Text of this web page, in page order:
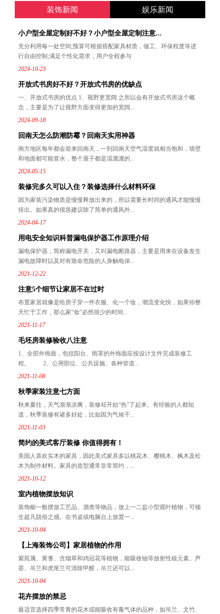
装饰新闻 娱乐新闻
小户型全屋定制好不好？小户型全屋定制注意...
充分利用每一处空间;预算可根据搭配家具材质，做工、环保程度等进
行自由控制;满足个性化需求，用户全程参与
2024-10-23
开放式书房好不好？开放式书房的优缺点
一、开放式书房的优点 1、视野更宽阔 之所以会有开放式书房这个概
念，主要是为了让视野方面变得更加的宽阔...
2024-09-18
回南天怎么防潮防霉？回南天实用神器
南方地区每年都会迎来回南天，一到回南天空气湿度就相当饱和，墙壁
和地面都可能冒水，整个屋子都是湿漉漉的...
2024-05-15
装修完多久可以入住？装修选择什么材料环保
因为家装污染物质是慢慢释放出来的，所以需要长时间的通风才能慢慢
排出。如果真的很急建议除了简单的通风外...
2024-04-17
用电安全知识科普漏电保护器工作原理介绍
漏电保护器，简称漏电开关，又叫漏电断路器，主要是用来在设备发生
漏电故障时以及对有致命危险的人身触电保...
2021-12-22
注意5个细节让家居不在过时
布置家居就像是给房子穿一件衣服、化一个妆，潮流变化快，如果你整
天忙于工作，那么家“妆”必然很少的时间...
2021-11-17
毛坯房装修验收八注意
1、全部外饰面，包括阳台、雨罩的外饰面应按设计文件完成装修工
程。 2、公用部位、公共设施、各种管道...
2021-11-08
秋季家装注意七方面
秋来夏往，天气渐渐凉爽，装修却开始“热”了起来。有经验的人都知
道，秋季装修有诸多好处，比如因为气候干...
2021-11-03
简约的美式客厅装修 你值得拥有！
美国人喜欢实木的家具，因此美式家具多以桃花木、樱桃木、枫木及松
木为制作材料。家具的造型通常非常简约，...
2021-10-12
室内植物摆放知识
装饰橱一般摆放工艺品、酒类等物品，放上一二盆小型观叶植物，可顿
生超凡脱俗之感。在书桌或电脑台上放置一...
2021-10-04
【上海装饰公司】家居植物的作用
紫苑属、黄耆、含烟草和鸡冠花等植物，能吸收铀等放射性核元素。芦
荟、吊兰和虎尾兰可清除甲醛，吊兰还可以...
2021-10-04
花卉摆放的禁忌
最适宜选择四季常青的花木或能吸收有毒气体的品种，如吊兰、文竹、